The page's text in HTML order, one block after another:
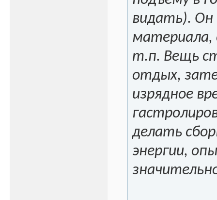
видать). Он
материала,
т.п. Вещь
отдых,
изрядное
делать
энергии,